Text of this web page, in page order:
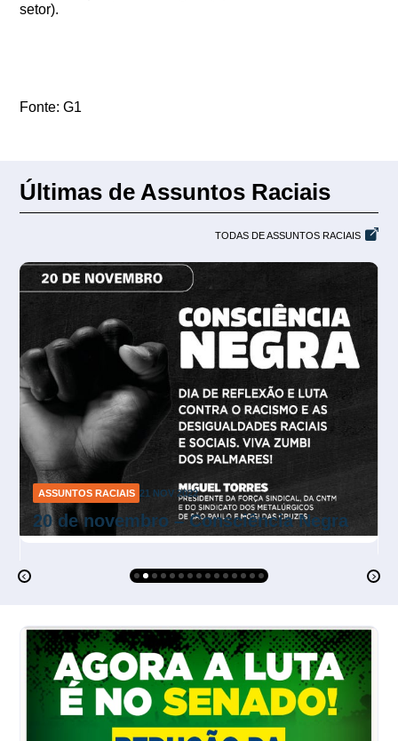
setor).
Fonte: G1
Últimas de Assuntos Raciais
TODAS DE ASSUNTOS RACIAIS
ASSUNTOS RACIAIS 28 ABR 2022
Participe da roda de conversa: A
Mulher Negra e o Mercado de Trabalho